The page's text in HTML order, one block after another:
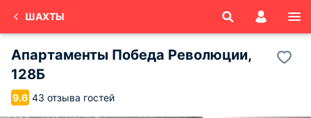
ШАХТЫ
Апартаменты Победа Революции,
128Б
9.6 43 отзыва гостей